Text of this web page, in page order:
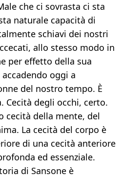
che ci sovrasta ci sta
naturale capacità di
schiavi dei nostri
allo stesso modo in
per effetto della sua
oggi a
del nostro tempo. È
Cecità degli occhi, certo.
cecità della mente, del
La cecità del corpo è
di una cecità anteriore
ed essenziale.
di Sansone è